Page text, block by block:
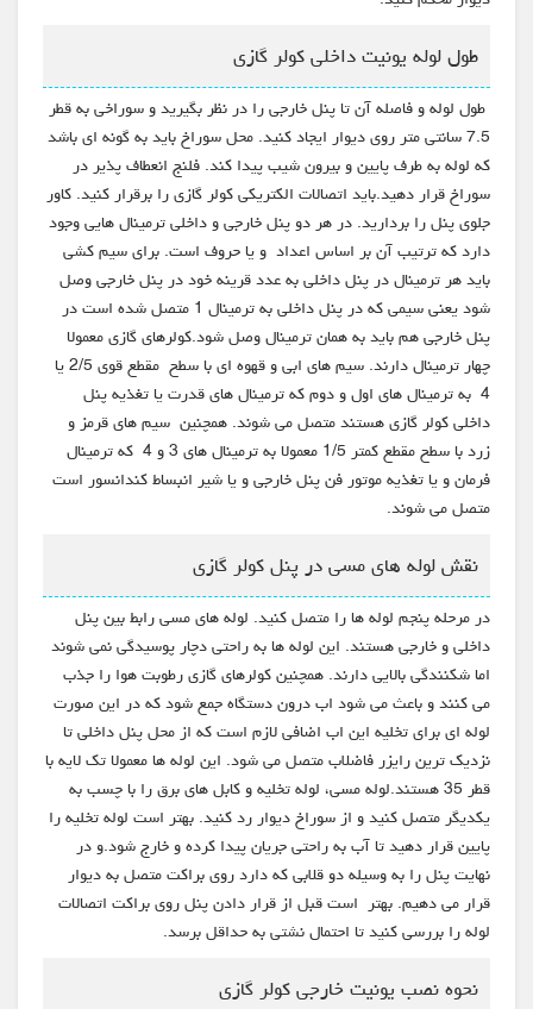
طول لوله یونیت داخلی کولر گازی
طول لوله و فاصله آن تا پنل خارجی را در نظر بگیرید و سوراخی به قطر
7.5 سانتی متر روی دیوار ایجاد کنید. محل سوراخ باید به گونه ای باشد
که لوله به طرف پایین و بیرون شیب پیدا کند. فلنج انعطاف پذیر در
سوراخ قرار دهید.باید اتصالات الکتریکی کولر گازی را برقرار کنید. کاور
جلوی پنل را بردارید. در هر دو پنل خارجی و داخلی ترمینال هایی وجود
دارد که ترتیب آن بر اساس اعداد و یا حروف است. برای سیم کشی
باید هر ترمینال در پنل داخلی به عدد قرینه خود در پنل خارجی وصل
شود یعنی سیمی که در پنل داخلی به ترمینال 1 متصل شده است در
پنل خارجی هم باید به همان ترمینال وصل شود.کولرهای گازی معمولا
چهار ترمینال دارند. سیم های ابی و قهوه ای با سطح مقطع قوی 2/5 یا
4 به ترمینال های اول و دوم که ترمینال های قدرت یا تغذیه پنل
داخلی کولر گازی هستند متصل می شوند. همچنین سیم های قرمز و
زرد با سطح مقطع کمتر 1/5 معمولا به ترمینال های 3 و 4 که ترمینال
فرمان و یا تغذیه موتور فن پنل خارجی و یا شیر انبساط کندانسور است
متصل می شوند.
نقش لوله های مسی در پنل کولر گازی
در مرحله پنجم لوله ها را متصل کنید. لوله های مسی رابط بین پنل
داخلی و خارجی هستند. این لوله ها به راحتی دچار پوسیدگی نمی شوند
اما شکنندگی بالایی دارند. همچنین کولرهای گازی رطوبت هوا را جذب
می کنند و باعث می شود اب درون دستگاه جمع شود که در این صورت
لوله ای برای تخلیه این اب اضافی لازم است که از محل پنل داخلی تا
نزدیک ترین رایزر فاضلاب متصل می شود. این لوله ها معمولا تک لایه با
قطر 35 هستند.لوله مسی، لوله تخلیه و کابل های برق را با چسب به
یکدیگر متصل کنید و از سوراخ دیوار رد کنید. بهتر است لوله تخلیه را
پایین قرار دهید تا آب به راحتی جریان پیدا کرده و خارج شود.و در
نهایت پنل را به وسیله دو قلابی که دارد روی براکت متصل به دیوار
قرار می دهیم. بهتر است قبل از قرار دادن پنل روی براکت اتصالات
لوله را بررسی کنید تا احتمال نشتی به حداقل برسد.
نحوه نصب یونیت خارجی کولر گازی